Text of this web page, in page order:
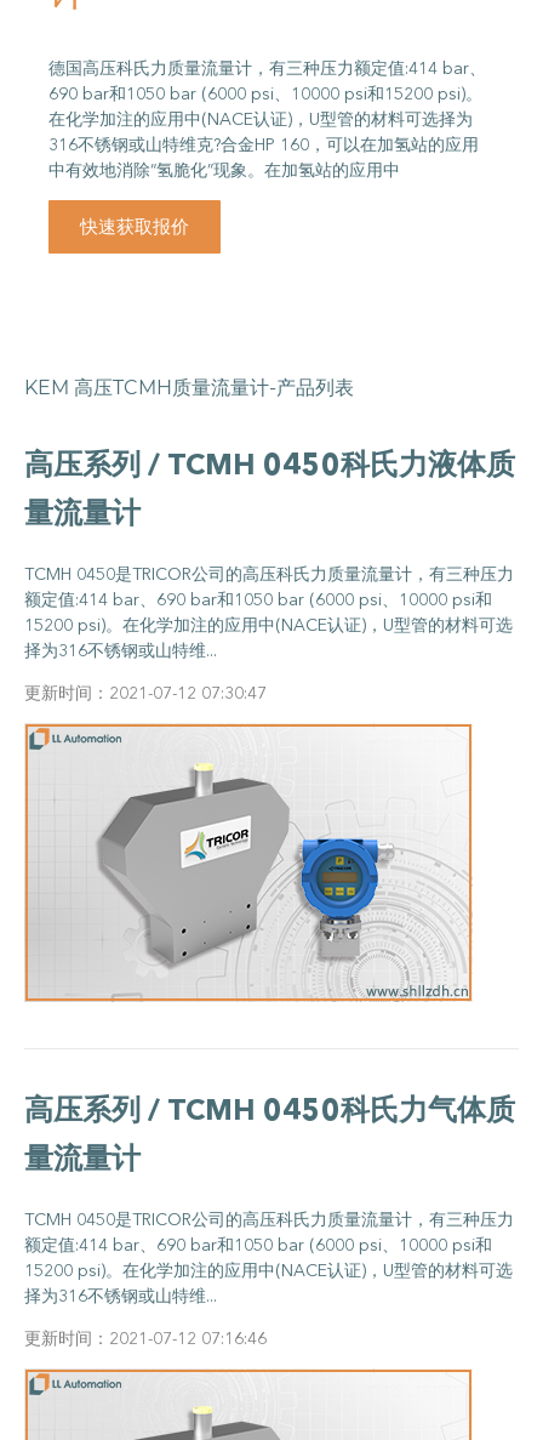
德国高压科氏力质量流量计，有三种压力额定值:414 bar、
690 bar和1050 bar (6000 psi、10000 psi和15200 psi)。
在化学加注的应用中(NACE认证)，U型管的材料可选择为
316不锈钢或山特维克?合金HP 160，可以在加氢站的应用
中有效地消除“氢脆化”现象。在加氢站的应用中
快速获取报价
KEM 高压TCMH质量流量计-产品列表
高压系列 / TCMH 0450科氏力液体质
量流量计
TCMH 0450是TRICOR公司的高压科氏力质量流量计，有三种压力
额定值:414 bar、690 bar和1050 bar (6000 psi、10000 psi和
15200 psi)。在化学加注的应用中(NACE认证)，U型管的材料可选
择为316不锈钢或山特维...
更新时间：2021-07-12 07:30:47
高压系列 / TCMH 0450科氏力气体质
量流量计
TCMH 0450是TRICOR公司的高压科氏力质量流量计，有三种压力
额定值:414 bar、690 bar和1050 bar (6000 psi、10000 psi和
15200 psi)。在化学加注的应用中(NACE认证)，U型管的材料可选
择为316不锈钢或山特维...
更新时间：2021-07-12 07:16:46